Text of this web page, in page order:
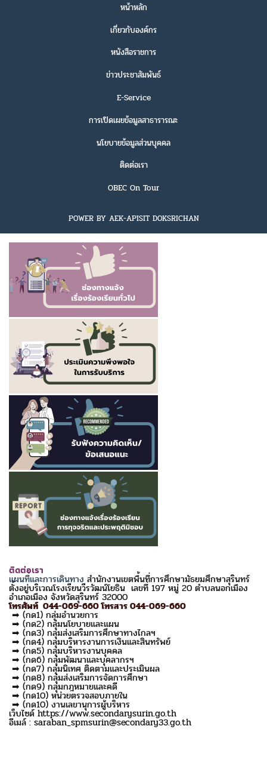
หน้าหลัก
เกี่ยวกับองค์กร
หนังสือราชการ
ข่าวประชาสัมพันธ์
E-Service
การเปิดเผยข้อมูลสาธารารณะ
นโยบายข้อมูลส่วนบุคคล
ติดต่อเรา
OBEC On Tour
POWER BY AEK-APISIT DOKSRICHAN
ติดต่อเรา
แผนที่และการเดินทางสำนักงานเขตพื้นที่การศึกษามัธยมศึกษาสุรินทร์
ตั้งอยู่บริเวณโรงเรียนวีรวัฒน์โยธิน เลขที่ 197 หมู่ 20 ตำบลนอกเมือง
อำเภอเมือง จังหวัดสุรินทร์ 32000
โทรศัพท์ 044-069-660 โทรสาร 044-069-660
➡ (กด1) กลุ่มอำนวยการ
➡ (กด2) กลุ่มนโยบายและแผน
➡ (กด3) กลุ่มส่งเสริมการศึกษาทางไกลฯ
➡ (กด4) กลุ่มบริหารงานการเงินและสินทรัพย์
➡ (กด5) กลุ่มบริหารงานบุคคล
➡ (กด6) กลุ่มพัฒนาและบุคลากรฯ
➡ (กด7) กลุ่มนิเทศ ติดตามและประเมินผล
➡ (กด8) กลุ่มส่งเสริมการจัดการศึกษา
➡ (กด9) กลุ่มกฎหมายและคดี
➡ (กด10) หน่วยตรวจสอบภายใน
➡ (กด10) งานเลขานุการผู้บริหาร
เว็บไซด์ https://www.secondarysurin.go.th
อีเมล์ : saraban_spmsurin@secondary33.go.th